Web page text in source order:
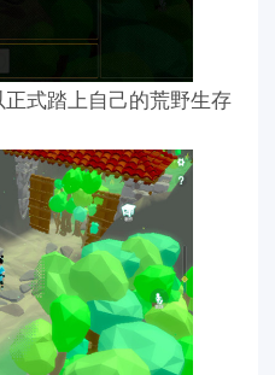
式踏上自己的荒野生存